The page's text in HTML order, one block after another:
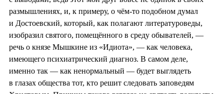
размышлениях, и, к примеру, о чём-то подобном думал
и Достоевский, который, как полагают литературоведы,
изобразил святого, помещённого в среду обывателей, —
речь о князе Мышкине из «Идиота», — как человека,
имеющего психиатрический диагноз. В самом деле,
именно так — как ненормальный — будет выглядеть
в глазах общества тот, кто решит следовать заповедям